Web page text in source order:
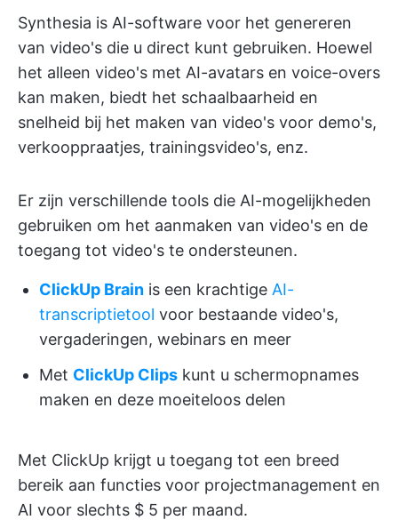
Synthesia is AI-software voor het genereren
van video's die u direct kunt gebruiken. Hoewel
het alleen video's met AI-avatars en voice-overs
kan maken, biedt het schaalbaarheid en
snelheid bij het maken van video's voor demo's,
verkooppraatjes, trainingsvideo's, enz.
Er zijn verschillende tools die AI-mogelijkheden
gebruiken om het aanmaken van video's en de
toegang tot video's te ondersteunen.
ClickUp Brain is een krachtige AI-
transcriptietool voor bestaande video's,
vergaderingen, webinars en meer
Met ClickUp Clips kunt u schermopnames
maken en deze moeiteloos delen
Met ClickUp krijgt u toegang tot een breed
bereik aan functies voor projectmanagement en
AI voor slechts $ 5 per maand.